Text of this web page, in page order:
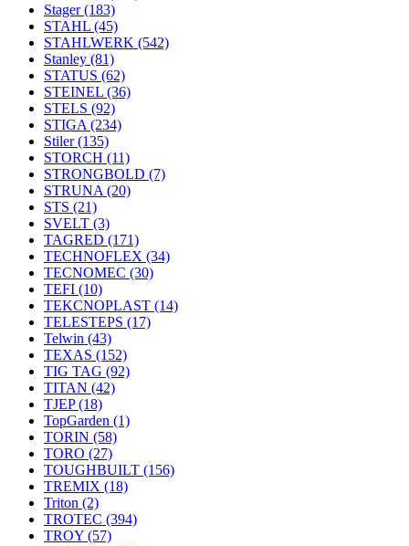
Stager(183)
STAHL (45)
STAHLWERK (542)
Stanley (81)
STATUS (62)
STEINEL (36)
STELS (92)
STIGA (234)
Stiler(135)
STORCH (11)
STRONGBOLD (7)
STRUNA (20)
STS (21)
SVELT (3)
TAGRED (171)
TECHNOFLEX (34)
TECNOMEC (30)
TEFI (10)
TEKCNOPLAST (14)
TELESTEPS (17)
Telwin (43)
TEXAS (152)
TIG TAG (92)
TITAN (42)
TJEP(18)
TopGarden (1)
TORIN (58)
TORO (27)
TOUGHBUILT (156)
TREMIX (18)
Triton (2)
TROTEC (394)
TROY (57)